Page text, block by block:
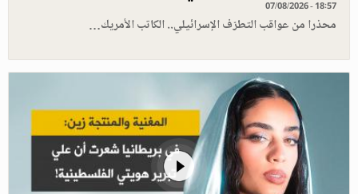
07/08/2026 - 18:57
محذرا من عواقب التطرّف الإسرائيلي.. الكاتب الأمريك…